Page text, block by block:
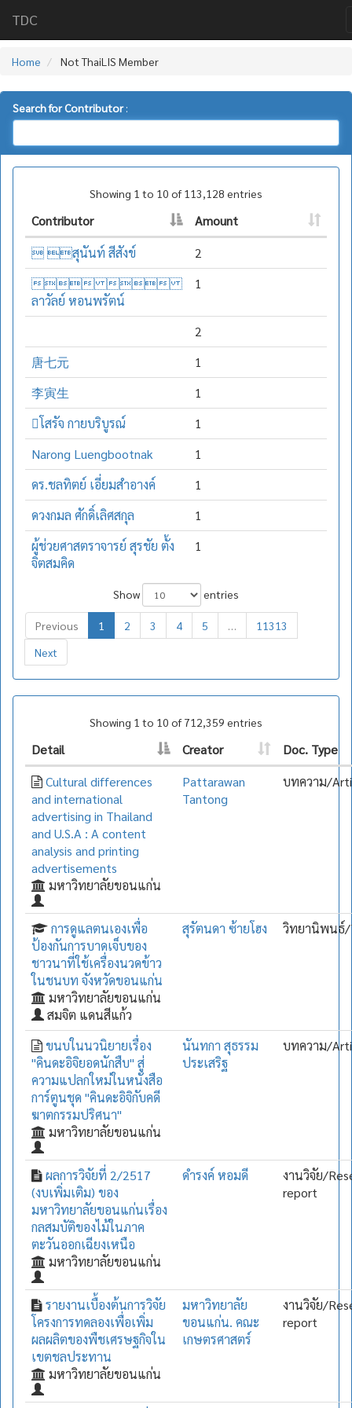
TDC
Home Not ThaiLIS Member
Search for Contributor:
Showing 1 to 10 of 113,128 entries
Contributor
Amount
 สุนันท์ สีสังข์
2
 
ลาวัลย์ หอนพรัตน์
1
2
唐七元
1
李寅生
1
โสรัจ กายบริบูรณ์
1
Narong Luengbootnak
1
ดร.ชลทิตย์ เอี่ยมสำอางค์
1
ดวงกมล ศักดิ์เลิศสกุล
1
ผู้ช่วยศาสตราจารย์ สุรชัย ตั้ง
จิตสมคิด
1
Show entries
Previous 1 2 3 4 5 …
11313
Next
Showing 1 to 10 of 712,359 entries
Detail Creator
Doc. Type
Cultural differences
and international
advertising in Thailand
and U.S.A : A content
analysis and printing
advertisements
มหาวิทยาลัยขอนแก่น
Pattarawan
Tantong
บทความ/
การดูแลตนเองเพื่อ
ป้องกันการบาดเจ็บของ
ชาวนาที่ใช้เครื่องนวดข้าว
ในชนบท จังหวัดขอนแก่น
มหาวิทยาลัยขอนแก่น
สมจิต แดนสีแก้ว
สุรัตนดา ซ้ายโฮง วิทยานิพนธ์/
ขนบในนวนิยายเรื่อง
"คินดะอิจิยอดนักสืบ" สู่
ความแปลกใหม่ในหนังสือ
การ์ตูนชุด "คินดะอิจิกับคดี
ฆาตกรรมปริศนา"
มหาวิทยาลัยขอนแก่น
นันทกา สุธรรม
ประเสริฐ
บทความ/
ผลการวิจัยที่ 2/2517
(งบเพิ่มเติม) ของ
มหาวิทยาลัยขอนแก่นเรื่อง
กลสมบัติของไม้ในภาค
ตะวันออกเฉียงเหนือ
มหาวิทยาลัยขอนแก่น
ดำรงค์ หอมดี
งานวิจัย/
report
รายงานเบื้องต้นการวิจัย
โครงการทดลองเพื่อเพิ่ม
ผลผลิตของพืชเศรษฐกิจใน
เขตชลประทาน
มหาวิทยาลัยขอนแก่น
มหาวิทยาลัย
ขอนแก่น. คณะ
เกษตรศาสตร์
งานวิจัย/
report